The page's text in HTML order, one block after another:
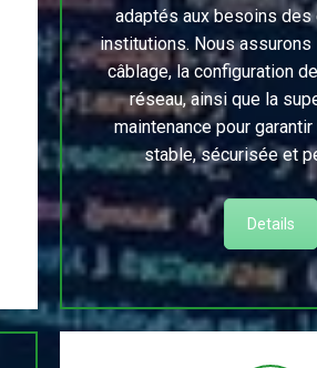
adaptés aux besoins
institutions. Nous assurons
câblage, la configuration
réseau, ainsi que la
maintenance pour
stable, sécurisée et
Details